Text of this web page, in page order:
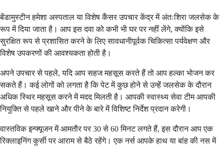
बेंडामुस्टीन हमेशा अस्पताल या विशेष कैंसर उपचार केंद्र में अंतःशिरा जलसेक के
रूप में दिया जाता है। आप इस दवा को कभी भी घर पर नहीं लेंगे, क्योंकि इसे
सुरक्षित रूप से प्रशासित करने के लिए सावधानीपूर्वक चिकित्सा पर्यवेक्षण और
विशेष उपकरणों की आवश्यकता होती है।
अपने उपचार से पहले, यदि आप सहज महसूस करते हैं तो आप हल्का भोजन कर
सकते हैं। कई लोगों को लगता है कि पेट में कुछ होने से उन्हें जलसेक के दौरान
अधिक स्थिर महसूस करने में मदद मिलती है। आपकी स्वास्थ्य सेवा टीम आपकी
नियुक्ति से पहले खाने और पीने के बारे में विशिष्ट निर्देश प्रदान करेगी।
वास्तविक इन्फ्यूजन में आमतौर पर 30 से 60 मिनट लगते हैं, इस दौरान आप एक
रिक्लाइनिंग कुर्सी पर आराम से बैठे रहेंगे। एक नर्स आपके हाथ या बांह की नस में